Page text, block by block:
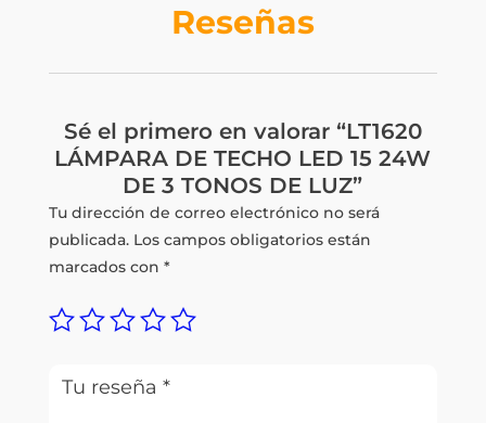
Reseñas
Sé el primero en valorar “LT1620
LÁMPARA DE TECHO LED 15 24W
DE 3 TONOS DE LUZ”
Tu dirección de correo electrónico no será
publicada. Los campos obligatorios están
marcados con *